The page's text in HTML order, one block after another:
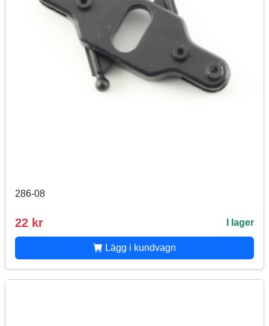
286-08
22 kr I lager
Lägg i kundvagn